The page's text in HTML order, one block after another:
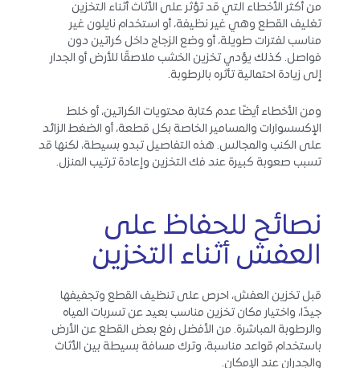
من أكثر الأخطاء التي قد تؤثر على الأثاث أثناء التخزين
تغليف القطع وهي غير نظيفة، أو استخدام نايلون غير
مناسب لفترات طويلة، أو وضع الزجاج داخل كراتين دون
فواصل. كذلك يؤدي تخزين الخشب ملاصقًا للأرض أو الجدار
إلى زيادة احتمالية تأثره بالرطوبة.
ومن الأخطاء أيضًا عدم كتابة محتويات الكراتين، أو خلط
الإكسسوارات والمسامير الخاصة بكل قطعة، أو الضغط الزائد
على الكنب والمجالس. هذه التفاصيل تبدو بسيطة، لكنها قد
تسبب صعوبة كبيرة عند فك التخزين وإعادة ترتيب المنزل.
نصائح للحفاظ على
العفش أثناء التخزين
قبل تخزين العفش، احرص على تنظيف القطع وتجفيفها
جيدًا، واختيار مكان تخزين مناسب بعيد عن تسربات المياه
والرطوبة المباشرة. من الأفضل رفع بعض القطع عن الأرض
باستخدام قواعد مناسبة، وترك مسافة بسيطة بين الأثاث
والجدران عند الإمكان.